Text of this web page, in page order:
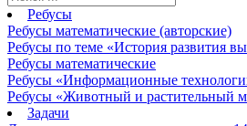
Ребусы
Ребусы математические (авторские)
Ребусы по теме «История развития
Ребусы математические
Ребусы «Информационные
Ребусы «Животный и растительный
Задачи